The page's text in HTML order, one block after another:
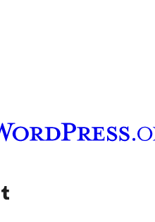
kanālu
Apmeklējiet mūsu Tumblr kontu